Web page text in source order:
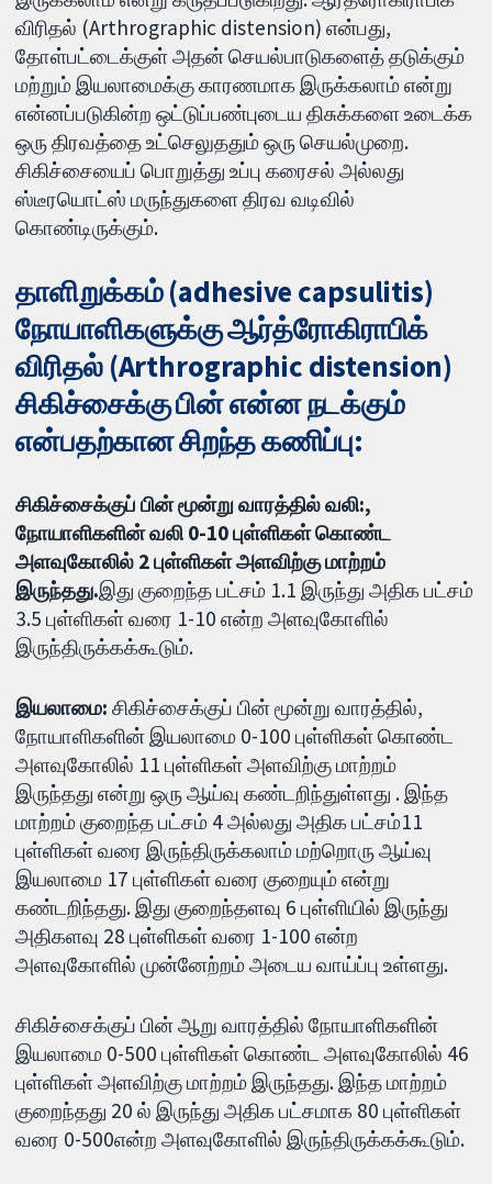
விரிதல் (Arthrographic distension) என்பது,
தோள்பட்டைக்குள் அதன் செயல்பாடுகளைத் தடுக்கும்
மற்றும் இயலாமைக்கு காரணமாக இருக்கலாம் என்று
என்னப்படுகின்ற ஒட்டுப்பண்புடைய திசுக்களை உடைக்க
ஒரு திரவத்தை உட்செலுததும் ஒரு செயல்முறை.
சிகிச்சையைப் பொறுத்து உப்பு கரைசல் அல்லது
ஸ்டீரயொட்ஸ் மருந்துகளை திரவ வடிவில்
கொண்டிருக்கும்.
தாளிறுக்கம் (adhesive capsulitis)
நோயாளிகளுக்கு ஆர்த்ரோகிராபிக்
விரிதல் (Arthrographic distension)
சிகிச்சைக்கு பின் என்ன நடக்கும்
என்பதற்கான சிறந்த கணிப்பு:
சிகிச்சைக்குப் பின் மூன்று வாரத்தில் வலி:,
நோயாளிகளின் வலி 0-10 புள்ளிகள் கொண்ட
அளவுகோலில் 2 புள்ளிகள் அளவிற்கு மாற்றம்
இருந்தது.இது குறைந்த பட்சம் 1.1 இருந்து அதிக பட்சம்
3.5 புள்ளிகள் வரை 1-10 என்ற அளவுகோளில்
இருந்திருக்கக்கூடும்.
இயலாமை: சிகிச்சைக்குப் பின் மூன்று வாரத்தில்,
நோயாளிகளின் இயலாமை 0-100 புள்ளிகள் கொண்ட
அளவுகோலில் 11 புள்ளிகள் அளவிற்கு மாற்றம்
இருந்தது என்று ஒரு ஆய்வு கண்டறிந்துள்ளது . இந்த
மாற்றம் குறைந்த பட்சம் 4 அல்லது அதிக பட்சம்11
புள்ளிகள் வரை இருந்திருக்கலாம் மற்றொரு ஆய்வு
இயலாமை 17 புள்ளிகள் வரை குறையும் என்று
கண்டறிந்தது. இது குறைந்தளவு 6 புள்ளியில் இருந்து
அதிகளவு 28 புள்ளிகள் வரை 1-100 என்ற
அளவுகோளில் முன்னேற்றம் அடைய வாய்ப்பு உள்ளது.
சிகிச்சைக்குப் பின் ஆறு வாரத்தில் நோயாளிகளின்
இயலாமை 0-500 புள்ளிகள் கொண்ட அளவுகோலில் 46
புள்ளிகள் அளவிற்கு மாற்றம் இருந்தது. இந்த மாற்றம்
குறைந்தது 20 ல் இருந்து அதிக பட்சமாக 80 புள்ளிகள்
வரை 0-500என்ற அளவுகோளில் இருந்திருக்கக்கூடும்.